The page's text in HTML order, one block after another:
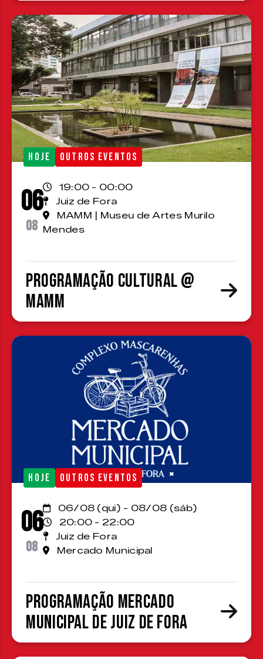
HOJE OUTROS EVENTOS
06
08
19:00 - 00:00
Juiz de Fora
MAMM | Museu de Artes Murilo
Mendes
Programação cultural @
MAMM
HOJE OUTROS EVENTOS
06
08
06/08 (qui) - 08/08 (sáb)
20:00 - 22:00
Juiz de Fora
Mercado Municipal
Programação Mercado
Municipal de Juiz de Fora